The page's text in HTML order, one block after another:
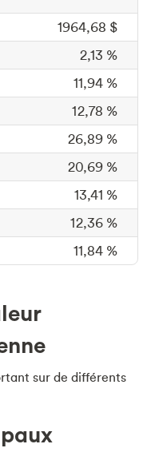
1964,68 $
2,13 %
11,94 %
12,78 %
26,89 %
20,69 %
13,41 %
12,36 %
11,84 %
sur de différents